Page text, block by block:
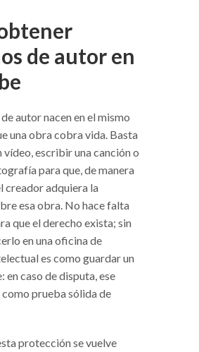
de autor en
autor nacen en el mismo
una obra cobra vida. Basta
vídeo, escribir una canción o
para que, de manera
creador adquiera la
esa obra. No hace falta
que el derecho exista; sin
en una oficina de
es como guardar un
caso de disputa, ese
prueba sólida de
protección se vuelve